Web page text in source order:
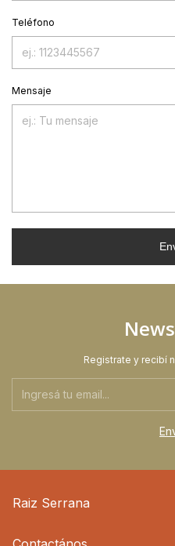
Teléfono
Mensaje
Registrate y recibí
Raiz Serrana